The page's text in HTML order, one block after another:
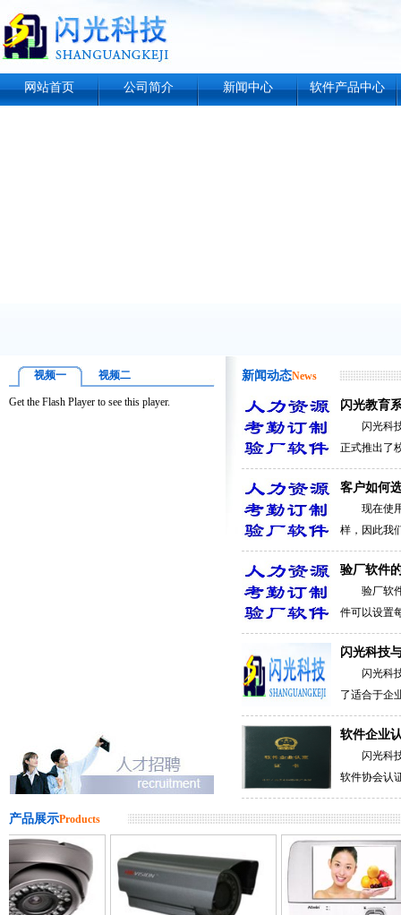
网站首页 公司简介 新闻中心 软件产品中心
视频一 视频二
Get the Flash Player to see this player.
新闻动态News
闪光教育
闪光科
正式推出了
客户如何
现在使
样，因此我
验厂软件
验厂软
件可以设置
闪光科技
闪光科
了适合于企
软件企业
闪光科
软件协会认
产品展示Products